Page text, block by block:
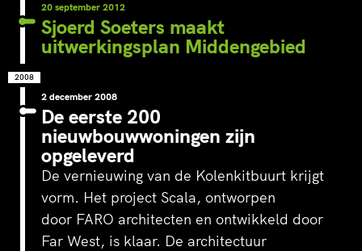
20 september 2012
Sjoerd Soeters maakt
uitwerkingsplan Middengebied
2008
2 december 2008
De eerste 200
nieuwbouwwoningen zijn
opgeleverd
De vernieuwing van de Kolenkitbuurt krijgt
vorm. Het project Scala, ontworpen
door FARO architecten en ontwikkeld door
Far West, is klaar. De architectuur